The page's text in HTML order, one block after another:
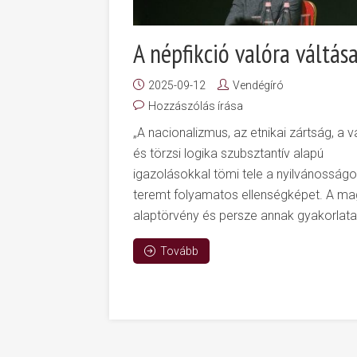
A népfikció valóra váltása
2025-09-12
Vendégíró
Hozzászólás írása
„A nacionalizmus, az etnikai zártság, a
és törzsi logika szubsztantív alapú
igazolásokkal tömi tele a
teremt folyamatos ellenségképet. A
alaptörvény és persze annak
Tovább